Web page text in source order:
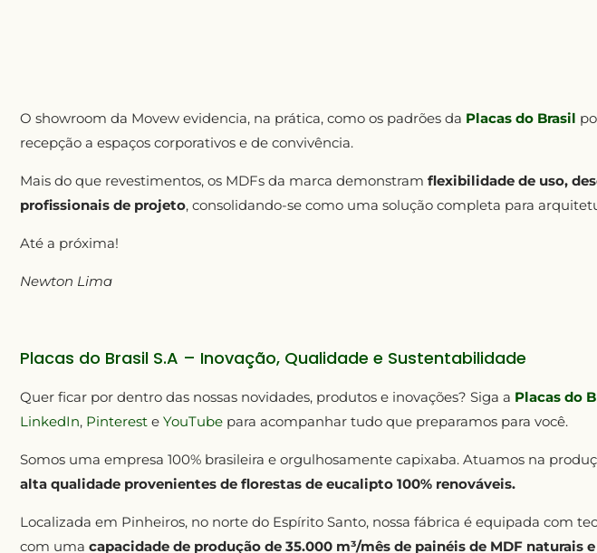
O showroom da Movew evidencia, na prática, como os padrões da Placas do Brasil
recepção a espaços corporativos e de convivência.
Mais do que revestimentos, os MDFs da marca demonstramflexibilidade de uso,
profissionais de projeto, consolidando-se como uma solução completa para
Até a próxima!
Newton Lima
Placas do Brasil S.A – Inovação, Qualidade e Sustentabilidade
Quer ficar por dentro das nossas novidades, produtos e inovações? Siga a Placas do
LinkedIn, Pinterest eYouTube para acompanhar tudo que preparamos para você.
Somos uma empresa 100% brasileira e orgulhosamente capixaba. Atuamos na
alta qualidade provenientes de florestas de eucalipto 100% renováveis.
Localizada em Pinheiros, no norte do Espírito Santo, nossa fábrica é equipada com
com umacapacidade de produção de 35.000 m³/mês de painéis de MDF naturais